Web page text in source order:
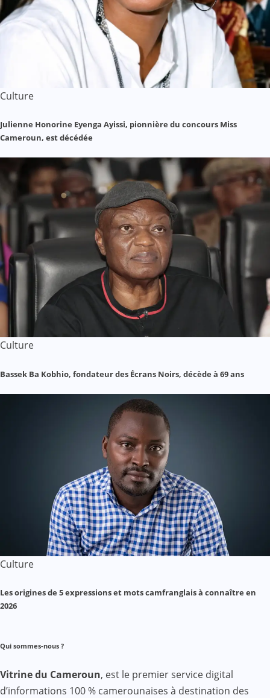
Culture
Julienne Honorine Eyenga Ayissi, pionnière du concours Miss
Cameroun, est décédée
Culture
Bassek Ba Kobhio, fondateur des Écrans Noirs, décède à 69 ans
Culture
Les origines de 5 expressions et mots camfranglais à connaître en
2026
Qui sommes-nous ?
Vitrine du Cameroun, est le premier service digital
d’informations 100 % camerounaises à destination des